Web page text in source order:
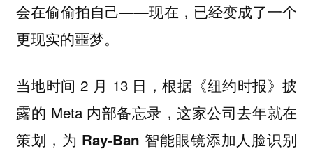
会在偷偷拍自己——现在，已经变成了一个
更现实的噩梦。
当地时间 2 月 13 日，根据《纽约时报》披
露的 Meta 内部备忘录，这家公司去年就在
策划，为 Ray-Ban 智能眼镜添加人脸识别